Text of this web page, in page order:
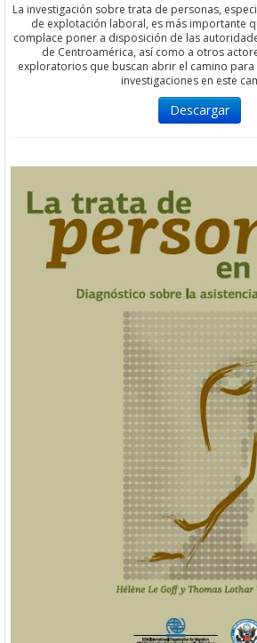
La investigación sobre trata de personas,
de explotación laboral, es más importante
complace poner a disposición de las
de Centroamérica, así como a otros
exploratorios que buscan abrir el camino para
investigaciones en este
Descargar